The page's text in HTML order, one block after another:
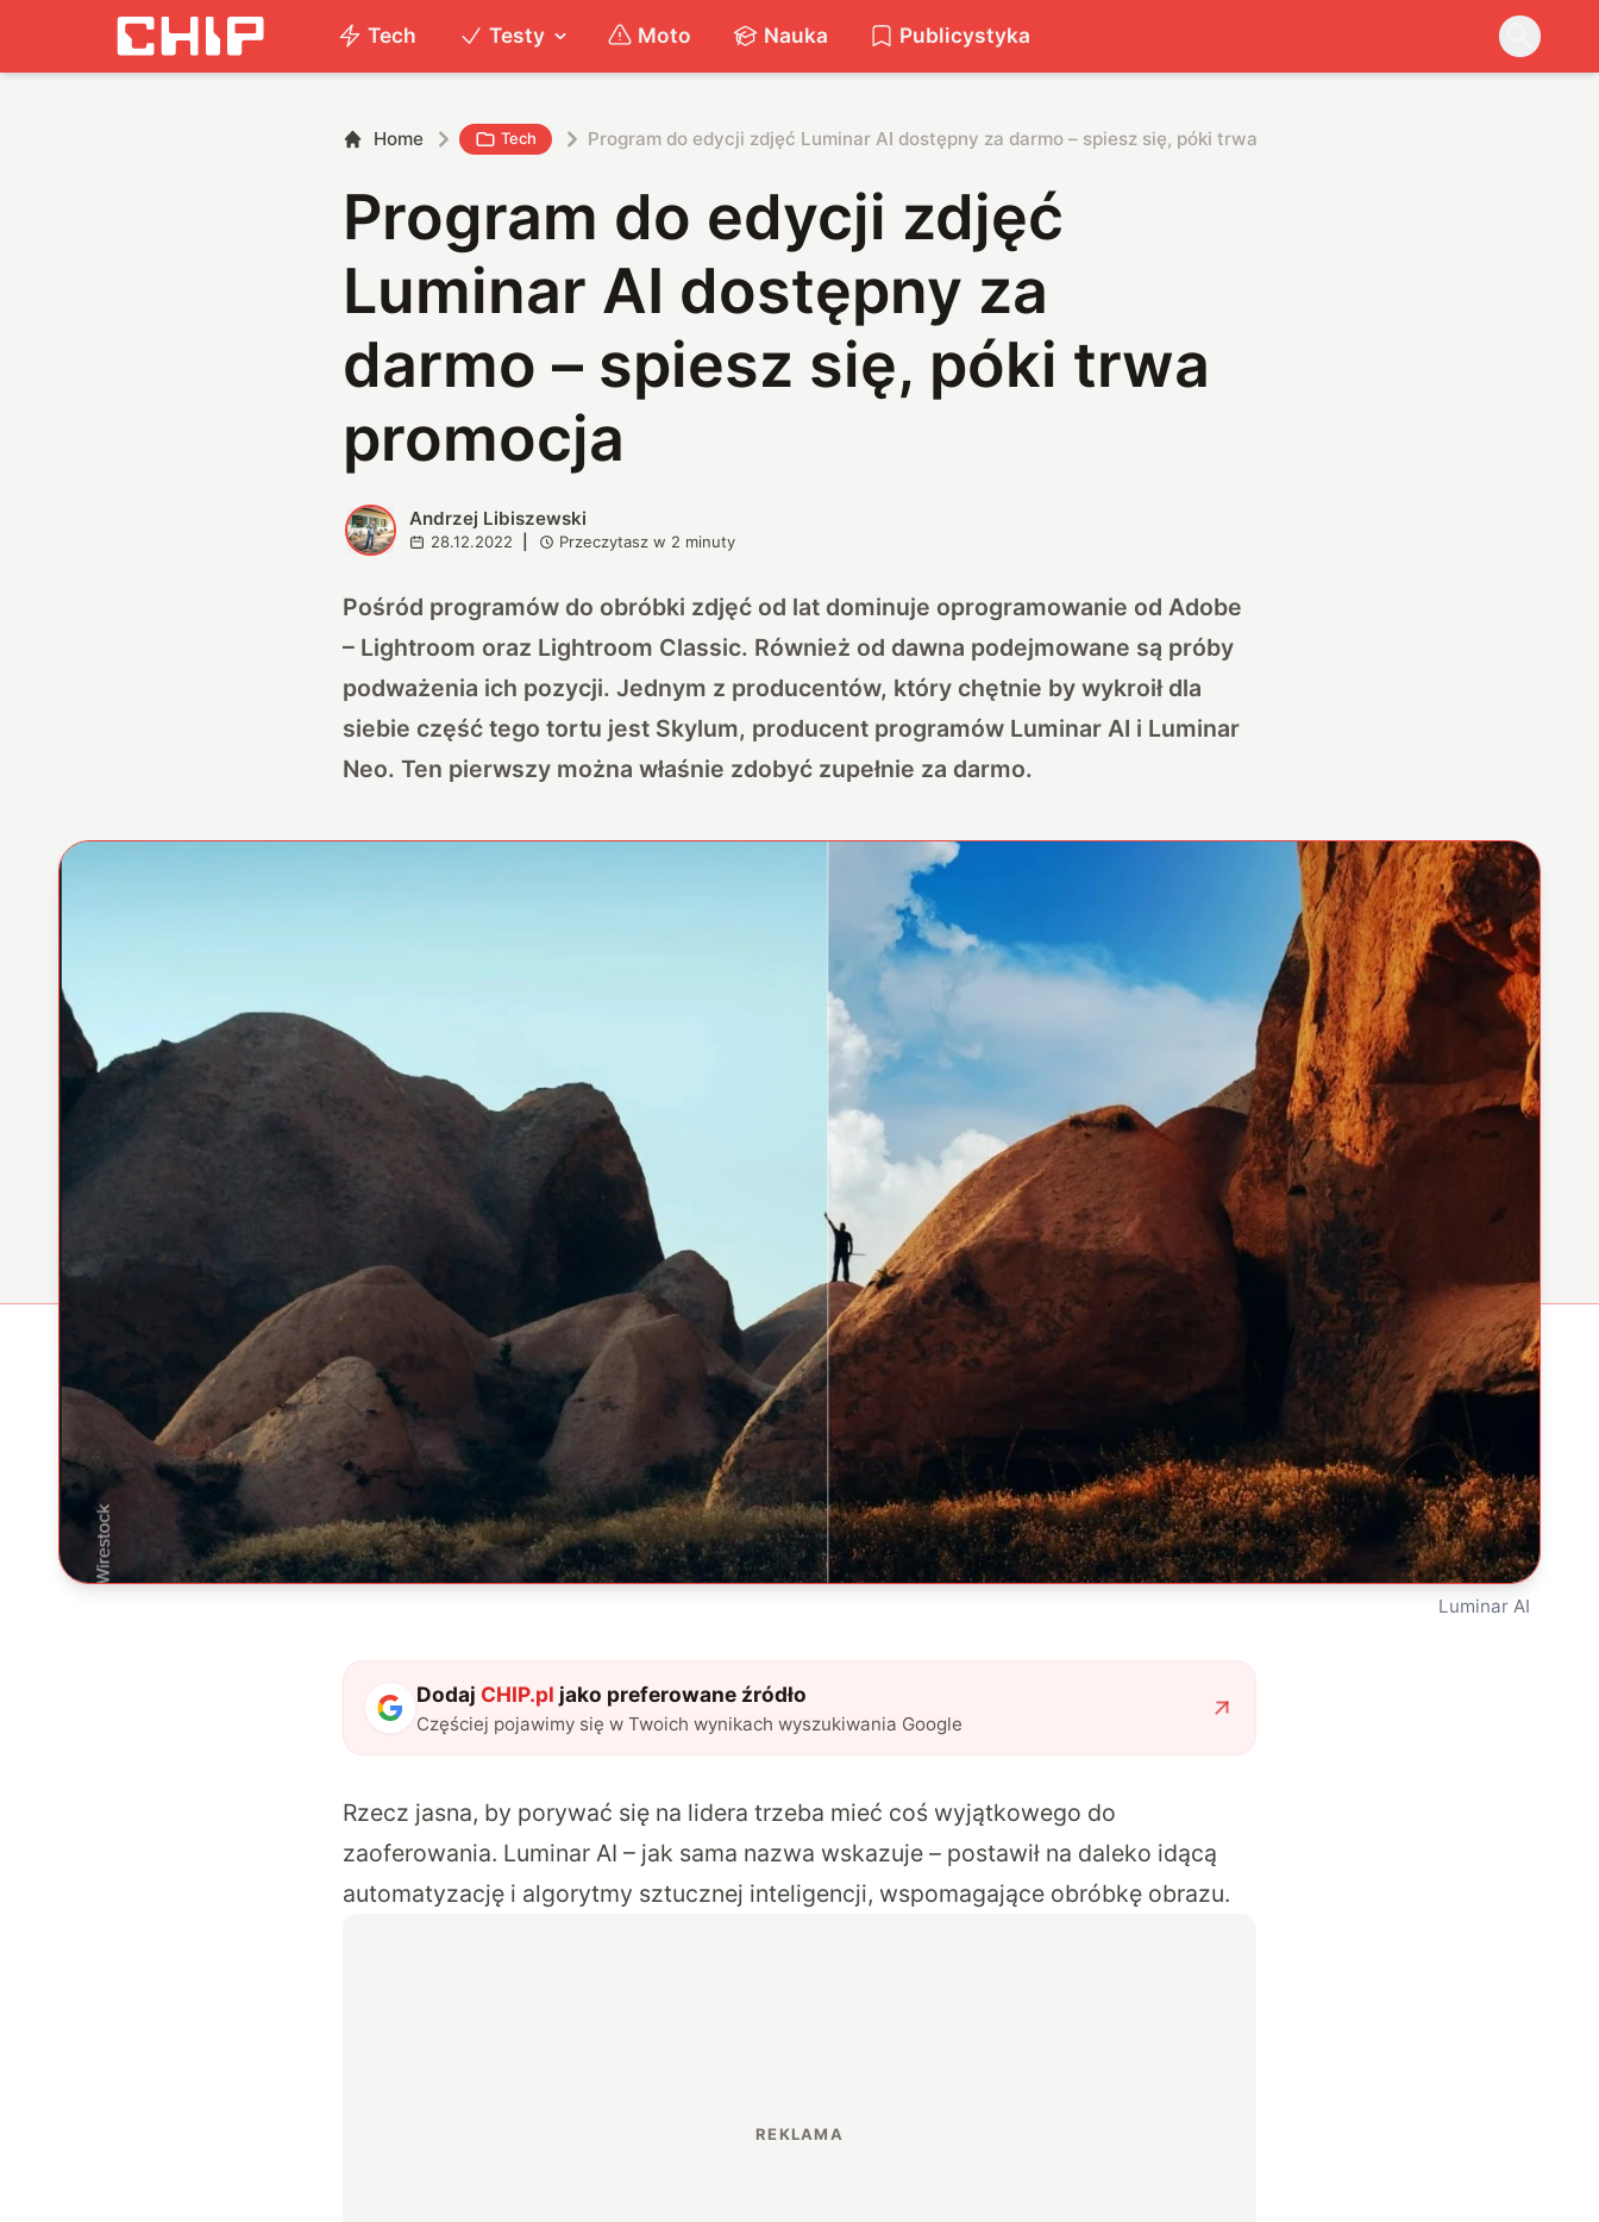
Tech Testy Moto Nauka Publicystyka
Home Tech Program do edycji zdjęć Luminar AI dostępny za darmo – spiesz się, póki trwa promocja
Program do edycji zdjęć
Luminar AI dostępny za
darmo – spiesz się, póki trwa
promocja
A Andrzej Libiszewski
28.12.2022 Przeczytasz w 2 minuty
Pośród programów do obróbki zdjęć od lat dominuje oprogramowanie od Adobe
– Lightroom oraz Lightroom Classic. Również od dawna podejmowane są próby
podważenia ich pozycji. Jednym z producentów, który chętnie by wykroił dla
siebie część tego tortu jest Skylum, producent programów Luminar AI i Luminar
Neo. Ten pierwszy można właśnie zdobyć zupełnie za darmo.
Luminar AI
Dodaj CHIP.pl jako preferowane źródło
Częściej pojawimy się w Twoich wynikach wyszukiwania Google
Rzecz jasna, by porywać się na lidera trzeba mieć coś wyjątkowego do
zaoferowania. Luminar AI – jak sama nazwa wskazuje – postawił na daleko idącą
automatyzację i algorytmy sztucznej inteligencji, wspomagające obróbkę obrazu.